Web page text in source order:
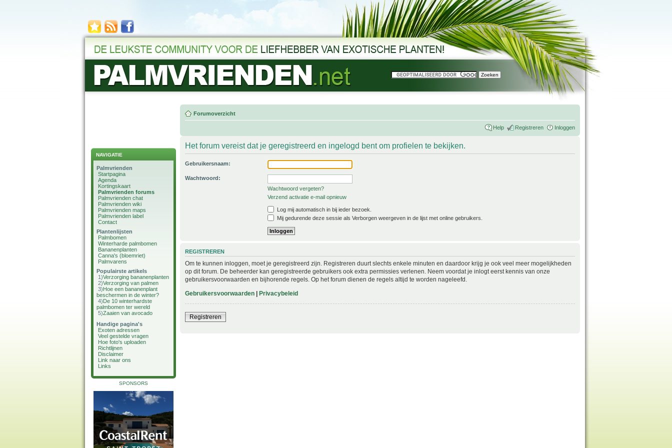
NAVIGATIE
Palmvrienden
Startpagina
Agenda
Kortingskaart
Palmvrienden forums
Palmvrienden chat
Palmvrienden wiki
Palmvrienden maps
Palmvrienden label
Contact
Plantenlijsten
Palmbomen
Winterharde palmbomen
Bananenplanten
Canna's (bloemriet)
Palmvarens
Populairste artikels
1)Verzorging bananenplanten
2)Verzorging van palmen
3)Hoe een bananenplant
beschermen in de winter?
4)De 10 winterhardste
palmbomen ter wereld
5)Zaaien van avocado
Handige pagina's
Exoten adressen
Veel gestelde vragen
Hoe foto's uploaden
Richtlijnen
Disclaimer
Link naar ons
Links
SPONSORS
Forumoverzicht
Help Registreren Inloggen
Het forum vereist dat je geregistreerd en ingelogd bent om profielen te bekijken.
Gebruikersnaam:
Wachtwoord:
Wachtwoord vergeten?
Verzend activatie e-mail opnieuw
Log mij automatisch in bij ieder bezoek.
Mij gedurende deze sessie als Verborgen weergeven in de lijst met online gebruikers.
REGISTREREN
Om te kunnen inloggen, moet je geregistreerd zijn. Registreren duurt slechts enkele minuten en daardoor krijg je ook veel meer mogelijkheden
op dit forum. De beheerder kan geregistreerde gebruikers ook extra permissies verlenen. Neem voordat je inlogt eerst kennis van onze
gebruikersvoorwaarden en bijhorende regels. Op het forum dienen de regels altijd te worden nageleefd.
Gebruikersvoorwaarden | Privacybeleid
Registreren